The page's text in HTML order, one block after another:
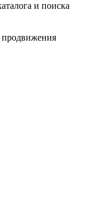
и поиска
продвижения